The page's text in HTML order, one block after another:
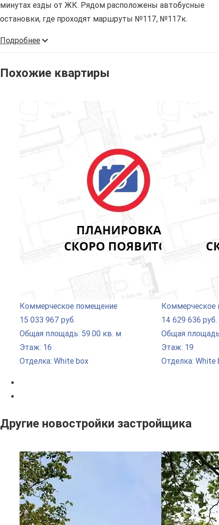
минутах езды от ЖК. Рядом расположены автобусные
остановки, где проходят маршруты №117, №117к.
Подробнее
Похожие квартиры
Коммерческое помещение
15 033 967 руб.
Общая площадь: 59.00 кв. м
Этаж: 16
Отделка: White box
Коммерческое
14 629 636 руб.
Общая
Этаж: 19
Отделка: White
Другие новостройки застройщика